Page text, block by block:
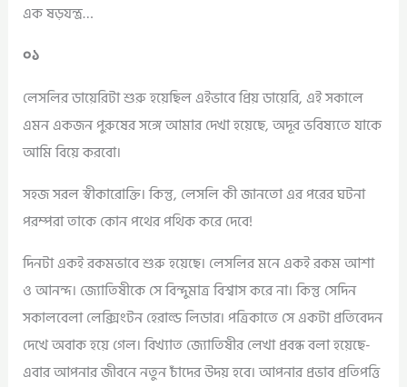
এক ষড়যন্ত্র…
০১
লেসলির ডায়েরিটা শুরু হয়েছিল এইভাবে প্রিয় ডায়েরি, এই সকালে
এমন একজন পুরুষের সঙ্গে আমার দেখা হয়েছে, অদূর ভবিষ্যতে যাকে
আমি বিয়ে করবো।
সহজ সরল স্বীকারোক্তি। কিন্তু, লেসলি কী জানতো এর পরের ঘটনা
পরম্পরা তাকে কোন পথের পথিক করে দেবে!
দিনটা একই রকমভাবে শুরু হয়েছে। লেসলির মনে একই রকম আশা
ও আনন্দ। জ্যোতিষীকে সে বিন্দুমাত্র বিশ্বাস করে না। কিন্তু সেদিন
সকালবেলা লেক্সিংটন হেরাল্ড লিডার। পত্রিকাতে সে একটা প্রতিবেদন
দেখে অবাক হয়ে গেল। বিখ্যাত জ্যোতিষীর লেখা প্রবন্ধ বলা হয়েছে-
এবার আপনার জীবনে নতুন চাঁদের উদয় হবে। আপনার প্রভাব প্রতিপত্তি